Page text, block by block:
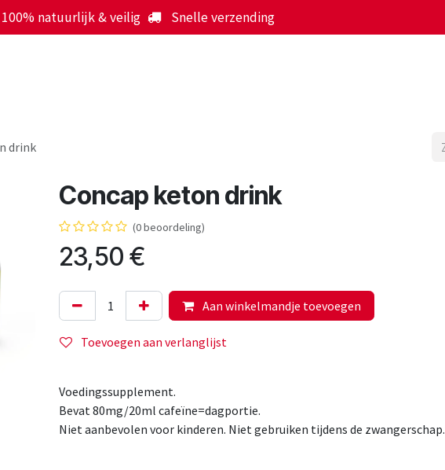
100% natuurlijk & veilig Snelle verzending
drink
Concap keton drink
(0 beoordeling)
23,50 €
Aan winkelmandje toevoegen
Toevoegen aan verlanglijst
Voedingssupplement.
Bevat 80mg/20ml cafeïne=dagportie.
Niet aanbevolen voor kinderen. Niet gebruiken tijdens de zwangerschap.